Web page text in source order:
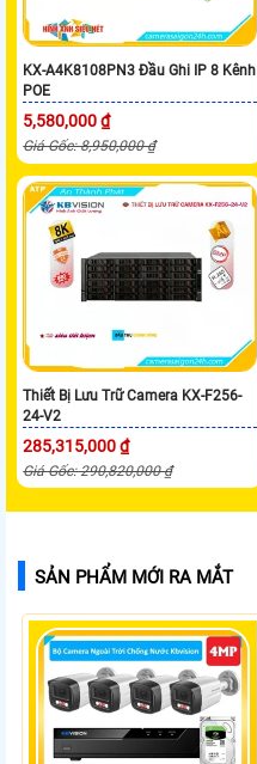
KX-A4K8108PN3 Đầu Ghi IP 8 Kênh
POE
5,580,000 ₫
Giá Gốc: 8,950,000 ₫
Thiết Bị Lưu Trữ Camera KX-F256-
24-V2
285,315,000 ₫
Giá Gốc: 290,820,000 ₫
SẢN PHẨM MỚI RA MẮT